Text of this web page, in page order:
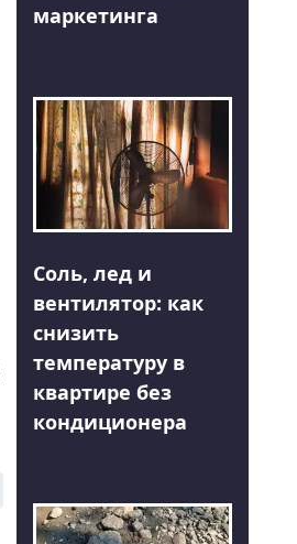
маркетинга
Соль, лед и
вентилятор: как
снизить
температуру в
квартире без
кондиционера